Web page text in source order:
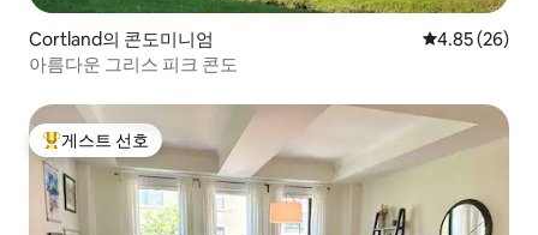
Cortland의 콘도미니엄 평점 4.85점(5
4.85 (26)
아름다운 그리스 피크 콘도
상위 게스트 선호
게스트 선호